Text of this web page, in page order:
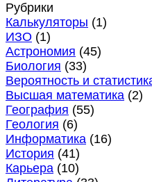
Рубрики
Калькуляторы (1)
ИЗО (1)
Астрономия (45)
Биология (33)
Вероятность и
Высшая математика (2)
География (55)
Геология (6)
Информатика (16)
История (41)
Карьера (10)